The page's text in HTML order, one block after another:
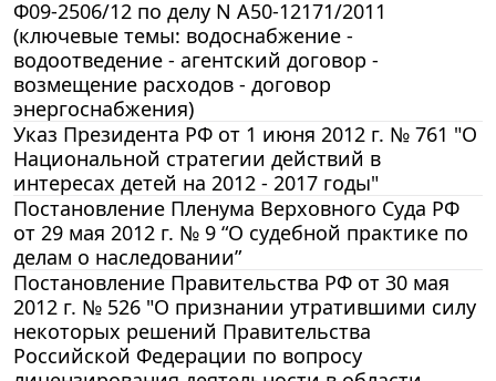
Ф09-2506/12 по делу N А50-12171/2011
(ключевые темы: водоснабжение -
водоотведение - агентский договор -
возмещение расходов - договор
энергоснабжения)
Указ Президента РФ от 1 июня 2012 г. № 761 "О
Национальной стратегии действий в
интересах детей на 2012 - 2017 годы"
Постановление Пленума Верховного Суда РФ
от 29 мая 2012 г. № 9 “О судебной практике по
делам о наследовании”
Постановление Правительства РФ от 30 мая
2012 г. № 526 "О признании утратившими силу
некоторых решений Правительства
Российской Федерации по вопросу